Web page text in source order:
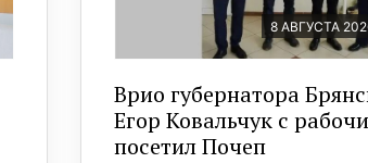
8 АВГУСТА
Врио губернатора
Егор Ковальчук с
посетил Почеп